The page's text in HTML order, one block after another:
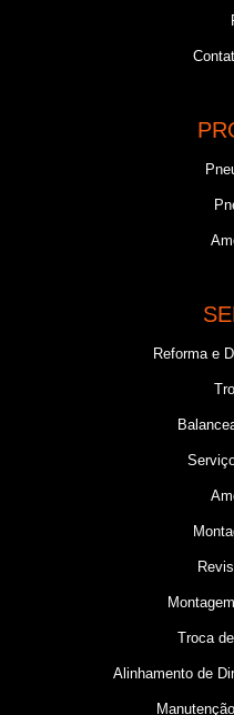
Reforma e
Troca
Alinhamento de